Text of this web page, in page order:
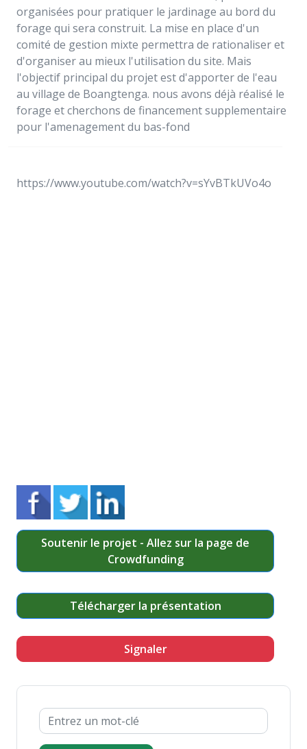
organisées pour pratiquer le jardinage au bord du
forage qui sera construit. La mise en place d'un
comité de gestion mixte permettra de rationaliser et
d'organiser au mieux l'utilisation du site. Mais
l'objectif principal du projet est d'apporter de l'eau
au village de Boangtenga. nous avons déjà réalisé le
forage et cherchons de financement supplementaire
pour l'amenagement du bas-fond
https://www.youtube.com/watch?v=sYvBTkUVo4o
Soutenir le projet - Allez sur la page de
Crowdfunding
Télécharger la présentation
Signaler